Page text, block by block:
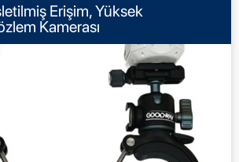
Erişim, Yüksek
Kamerası